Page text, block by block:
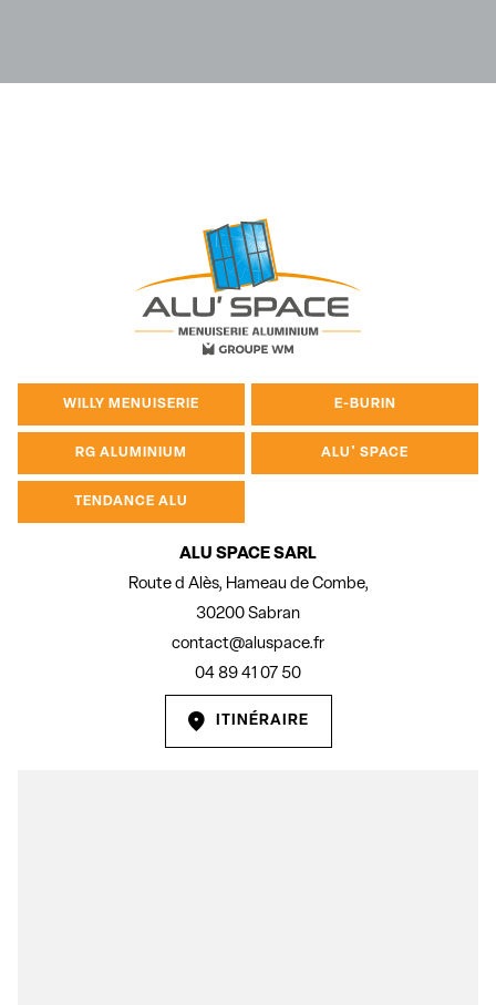
WILLY MENUISERIE E-BURIN
RG ALUMINIUM ALU' SPACE
TENDANCE ALU
ALU SPACE SARL
Route d Alès, Hameau de Combe,
30200 Sabran
contact@aluspace.fr
04 89 41 07 50
ITINÉRAIRE